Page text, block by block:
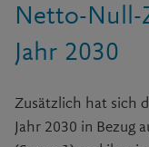
Netto-Null-
Jahr 2030
Zusätzlich hat sich
Jahr 2030 in Bezug